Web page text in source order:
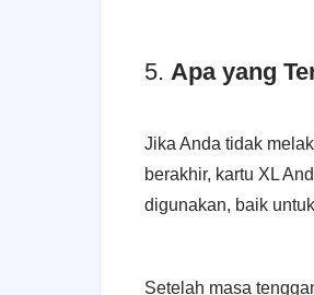
5. Apa yang
Jika Anda tidak
berakhir, kartu XL
digunakan, baik
Setelah masa